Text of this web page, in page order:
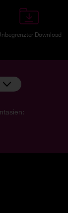
Download